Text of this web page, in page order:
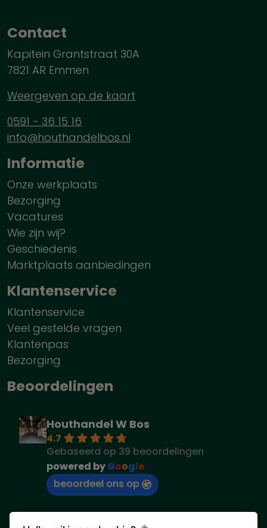
Contact
Kapitein Grantstraat 30A
7821 AR Emmen
Weergeven op de kaart
0591 - 36 15 16
info@houthandelbos.nl
Informatie
Onze werkplaats
Bezorging
Vacatures
Wie zijn wij?
Geschiedenis
Marktplaats aanbiedingen
Klantenservice
Klantenservice
Veel gestelde vragen
Klantenpas
Bezorging
Beoordelingen
Houthandel W Bos
4.7
Gebaseerd op 39 beoordelingen
powered byGoogle
beoordeel ons op